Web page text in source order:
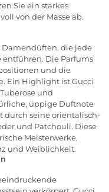
Sie ein starkes
von der Masse ab.
Damendüften, die jede
entführen. Die Parfums
und die
Ein Highlight ist Gucci
und
üppige Duftnote
durch seine orientalisch-
und Patchouli. Diese
Meisterwerke,
und Weiblichkeit.